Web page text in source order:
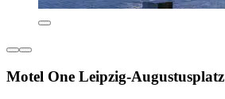
Motel One Leipzig-Augustusplatz